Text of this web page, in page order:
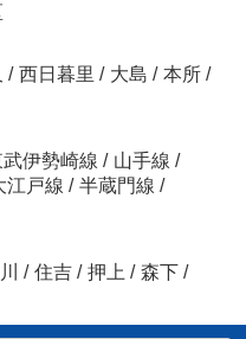
/ 西日暮里 / 大島 / 本所 /
武伊勢崎線 / 山手線 /
江戸線 / 半蔵門線 /
/ 住吉 / 押上 / 森下 /